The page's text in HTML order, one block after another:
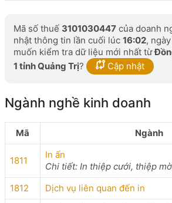
Mã số thuế 3101030447 của doanh
nhật thông tin lần cuối lúc 16:02, ngày
muốn kiểm tra dữ liệu mới nhất từ
1 tỉnh Quảng Trị? Cập nhật
Ngành nghề kinh doanh
Mã Ngành
1811
In ấn
Chi tiết: In thiệp cưới, thiệp
1812
Dịch vụ liên quan đến in